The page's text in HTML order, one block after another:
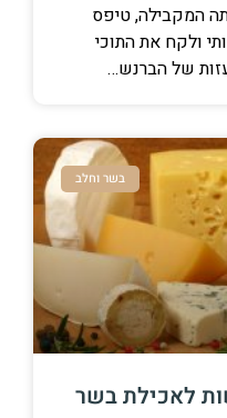
טיפס
את התוכי
בשר וחלב
בשר